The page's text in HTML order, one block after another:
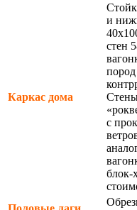
Каркас дома
и
стен
с
блок-